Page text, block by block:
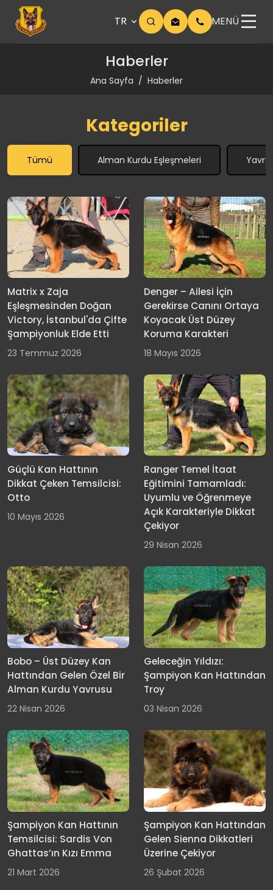
TR MENÜ
Haberler
Ana Sayfa Haberler
Kategoriler
Tümü Alman Kurdu Eşleşmeleri
Matrix x Zaja
Eşleşmesinden Doğan
Victory, İstanbul'da Çifte
Şampiyonluk Elde Etti
23 Temmuz 2026
Denger – Ailesi İçin
Gerekirse Canını Ortaya
Koyacak Üst Düzey
Koruma Karakteri
18 Mayıs 2026
Güçlü Kan Hattının
Dikkat Çeken Temsilcisi:
Otto
10 Mayıs 2026
Ranger Temel İtaat
Eğitimini Tamamladı:
Uyumlu ve Öğrenmeye
Açık Karakteriyle Dikkat
Çekiyor
29 Nisan 2026
Bobo – Üst Düzey Kan
Hattından Gelen Özel Bir
Alman Kurdu Yavrusu
22 Nisan 2026
Geleceğin Yıldızı:
Şampiyon Kan Hattından
Troy
03 Nisan 2026
Şampiyon Kan Hattının
Temsilcisi: Sardis Von
Ghattas’ın Kızı Emma
21 Mart 2026
Şampiyon Kan Hattından
Gelen Sienna Dikkatleri
Üzerine Çekiyor
26 Şubat 2026